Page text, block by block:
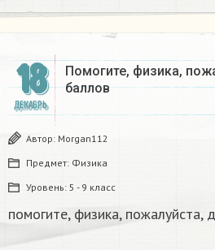
18
ДЕКАБРЬ
Помогите, физика,
баллов​
Автор: Morgan112
Предмет: Физика
Уровень: 5 - 9 класс
помогите, физика, пожалуйста,